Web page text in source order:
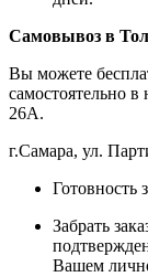
Самовывоз в
Вы можете
самостоятельно в
26А.
г.Самара, ул.
Готовность
Забрать
Вашем